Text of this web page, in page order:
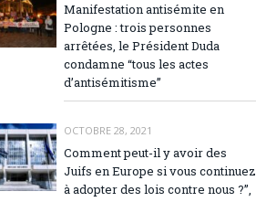
Manifestation antisémite en
Pologne : trois personnes
arrêtées, le Président Duda
condamne “tous les actes
d’antisémitisme”
OCTOBRE 28, 2021
Comment peut-il y avoir des
Juifs en Europe si vous continuez
à adopter des lois contre nous ?”,